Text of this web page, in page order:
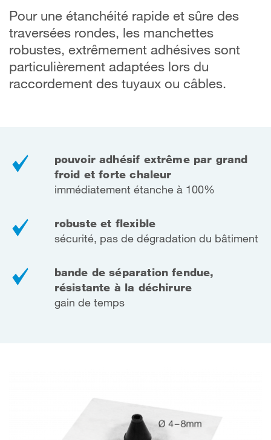
Pour une étanchéité rapide et sûre des
traversées rondes, les manchettes
robustes, extrêmement adhésives sont
particulièrement adaptées lors du
raccordement des tuyaux ou câbles.
pouvoir adhésif extrême par grand
froid et forte chaleur
immédiatement étanche à 100%
robuste et flexible
sécurité, pas de dégradation du bâtiment
bande de séparation fendue,
résistante à la déchirure
gain de temps